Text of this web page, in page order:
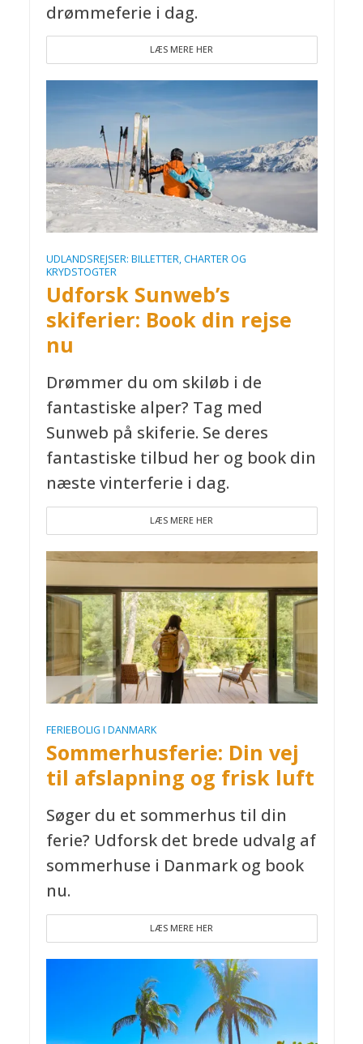
drømmeferie i dag.
LÆS MERE HER
UDLANDSREJSER: BILLETTER, CHARTER OG
KRYDSTOGTER
Udforsk Sunweb’s
skiferier: Book din rejse
nu
Drømmer du om skiløb i de
fantastiske alper? Tag med
Sunweb på skiferie. Se deres
fantastiske tilbud her og book din
næste vinterferie i dag.
LÆS MERE HER
FERIEBOLIG I DANMARK
Sommerhusferie: Din vej
til afslapning og frisk luft
Søger du et sommerhus til din
ferie? Udforsk det brede udvalg af
sommerhuse i Danmark og book
nu.
LÆS MERE HER